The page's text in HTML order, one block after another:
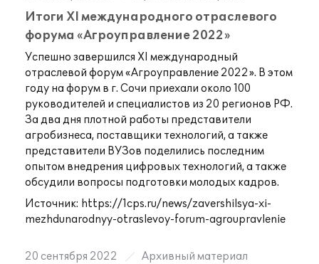
Итоги XI международного отраслевого
форума «Агроуправление 2022»
Успешно завершился XI международный
отраслевой форум «Агроуправление 2022». В этом
году на форум в г. Сочи приехали около 100
руководителей и специалистов из 20 регионов РФ.
За два дня плотной работы представители
агробизнеса, поставщики технологий, а также
представители ВУЗов поделились последним
опытом внедрения цифровых технологий, а также
обсудили вопросы подготовки молодых кадров.
Источник: https://1cps.ru/news/zavershilsya-xi-
mezhdunarodnyy-otraslevoy-forum-agroupravlenie
20 сентября 2022 Архивный материал